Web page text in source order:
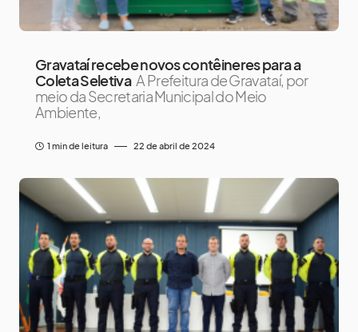
Gravataí recebe novos contêineres para a
Coleta Seletiva A Prefeitura de Gravataí, por
meio da Secretaria Municipal do Meio
Ambiente,
1 min de leitura 22 de abril de 2024